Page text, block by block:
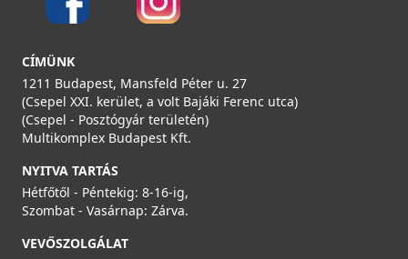
CÍMÜNK
1211 Budapest, Mansfeld Péter u. 27
(Csepel XXI. kerület, a volt Bajáki Ferenc utca)
(Csepel - Posztógyár területén)
Multikomplex Budapest Kft.
NYITVA TARTÁS
Hétfőtől - Péntekig: 8-16-ig,
Szombat - Vasárnap: Zárva.
VEVŐSZOLGÁLAT